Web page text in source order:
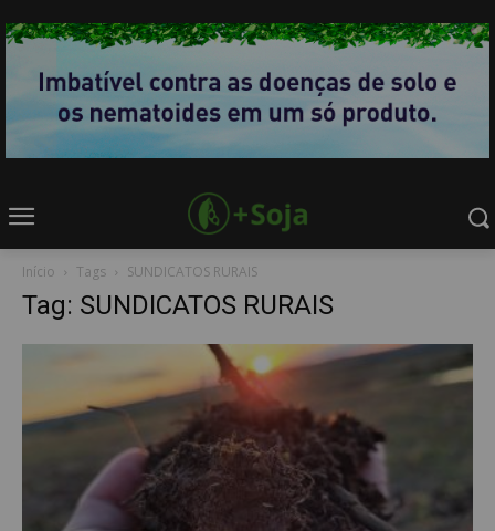
Início Tags SUNDICATOS RURAIS
Tag: SUNDICATOS RURAIS